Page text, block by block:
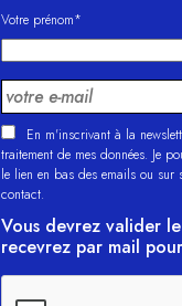
Votre prénom*
En m'inscrivant à la
traitement de mes données. Je
le lien en bas des emails ou
contact.
Vous devrez valider
recevrez par mail